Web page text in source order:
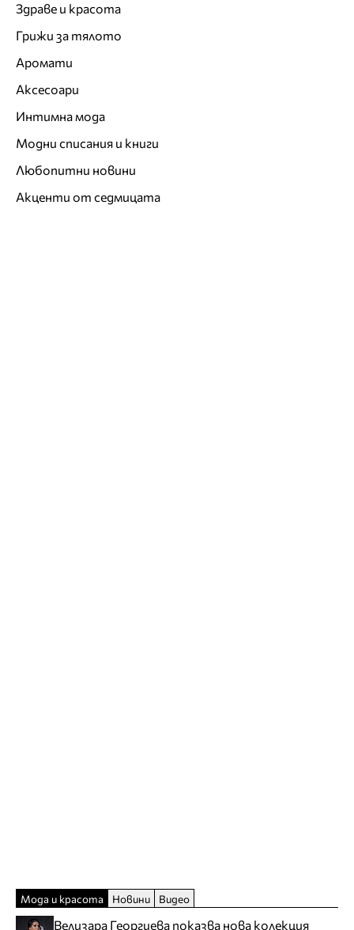
Здраве и красота
Грижи за тялото
Аромати
Аксесоари
Интимна мода
Модни списания и книги
Любопитни новини
Акценти от седмицата
Мода и красота Новини Видео
Велизара Георгиева показва нова колекция